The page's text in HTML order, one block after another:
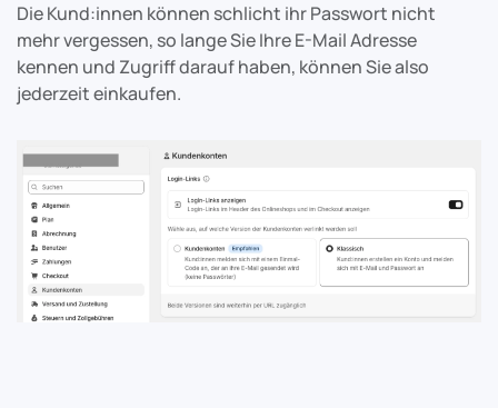
Die Kund:innen können schlicht ihr Passwort nicht
mehr vergessen, so lange Sie Ihre E-Mail Adresse
kennen und Zugriff darauf haben, können Sie also
jederzeit einkaufen.